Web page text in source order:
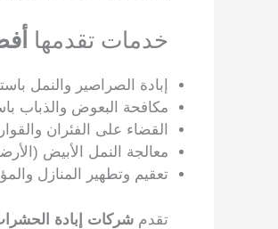
خدمات تقدمها
إبادة الصراصير والنمل
مكافحة البعوض والذباب
القضاء على الفئران
معالجة النمل الأبيض
تعقيم وتطهير المنازل
تقدم شركات إبادة